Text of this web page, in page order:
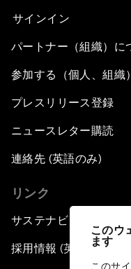
このウ
ます
このサ
サインイン
パートナー（組織）に
参加する（個人、組織）
プレスリリース登録
ニュースレター購読
連絡先 (英語のみ)
リンク
サステナビリティへの
採用情報 (英語のみ)